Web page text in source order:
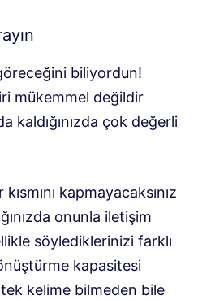
biliyordun!
mükemmel değildir
kaldığınızda çok değerli
kapmayacaksınız
onunla iletişim
söylediklerinizi farklı
kapasitesi
kelime bilmeden bile